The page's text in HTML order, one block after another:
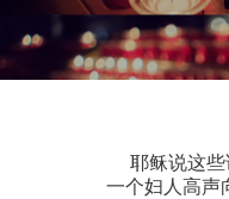
耶稣说这
一个妇人高声